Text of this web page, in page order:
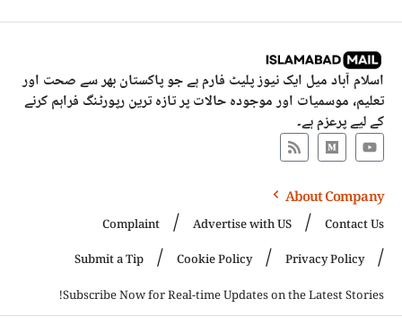
اسلام آباد میل ایک نیوز پلیٹ فارم ہے جو پاکستان بھر سے صحت اور
تعلیم، موسمیات اور موجودہ حالات پر تازہ ترین رپورٹنگ فراہم کرنے
کے لیے پرعزم ہے۔
About Company
Contact Us
Advertise with US
Complaint
Privacy Policy
Cookie Policy
Submit a Tip
Subscribe Now for Real-time Updates on the Latest Stories!